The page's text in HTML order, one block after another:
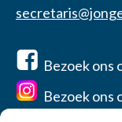
Bezoek ons
Bezoek ons